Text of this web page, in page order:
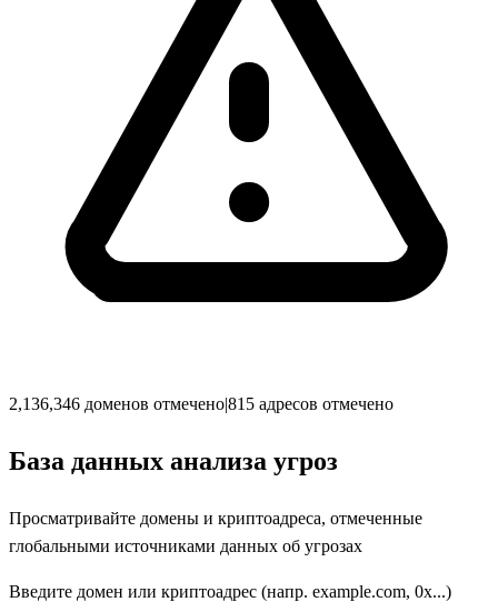
2,136,346 доменов отмечено|815 адресов отмечено
База данных анализа угроз
Просматривайте домены и криптоадреса, отмеченные
глобальными источниками данных об угрозах
Введите домен или криптоадрес (напр. example.com, 0x...)